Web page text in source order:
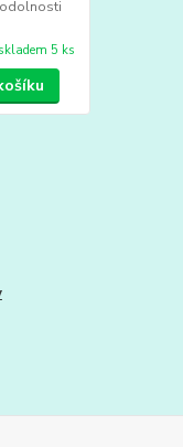
skladem 5 ks